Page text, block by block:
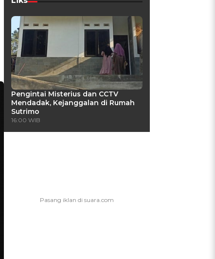
Pengintai Misterius dan CCTV
Mendadak, Kejanggalan di Rumah
Sutrimo
16:00 WIB